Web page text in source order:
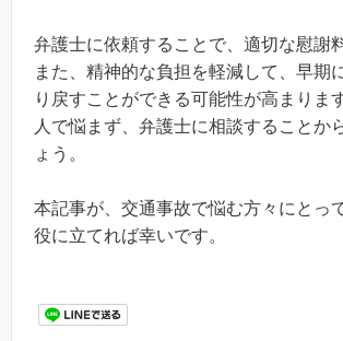
弁護士に依頼することで、適切な慰謝
また、精神的な負担を軽減して、早期
り戻すことができる可能性が高まりま
人で悩まず、弁護士に相談することか
ょう。
本記事が、交通事故で悩む方々にとっ
役に立てれば幸いです。